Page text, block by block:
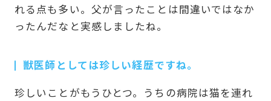
れる点も多い。父が言ったことは間違いではなか
ったんだなと実感しましたね。
獣医師としては珍しい経歴ですね。
珍しいことがもうひとつ。うちの病院は猫を連れ